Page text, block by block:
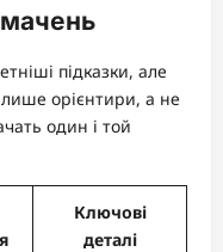
підказки, але
орієнтири, а не
один і той
Ключові
деталі